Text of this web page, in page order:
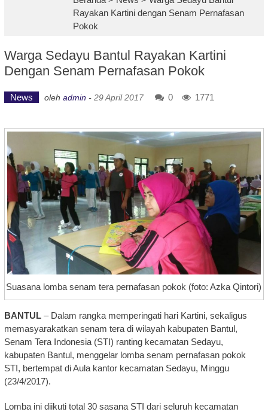
Rayakan Kartini dengan Senam Pernafasan
Pokok
Warga Sedayu Bantul Rayakan Kartini
Dengan Senam Pernafasan Pokok
News oleh admin - 29 April 2017 0 1771
Suasana lomba senam tera pernafasan pokok (foto: Azka Qintori)
BANTUL– Dalam rangka memperingati hari Kartini, sekaligus
memasyarakatkan senam tera di wilayah kabupaten Bantul,
Senam Tera Indonesia (STI) ranting kecamatan Sedayu,
kabupaten Bantul, menggelar lomba senam pernafasan pokok
STI, bertempat di Aula kantor kecamatan Sedayu, Minggu
(23/4/2017).
Lomba ini diikuti total 30 sasana STI dari seluruh kecamatan